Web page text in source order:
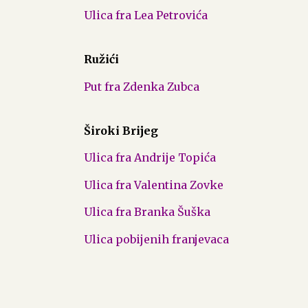
Ulica fra Lea Petrovića
Ružići
Put fra Zdenka Zubca
Široki Brijeg
Ulica fra Andrije Topića
Ulica fra Valentina Zovke
Ulica fra Branka Šuška
Ulica pobijenih franjevaca